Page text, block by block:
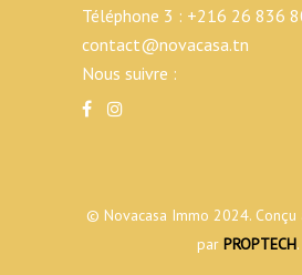
Téléphone 3 : +216 26 836
contact@novacasa.tn
Nous suivre :
© Novacasa Immo 2024. Conçu
par PROPTECH.